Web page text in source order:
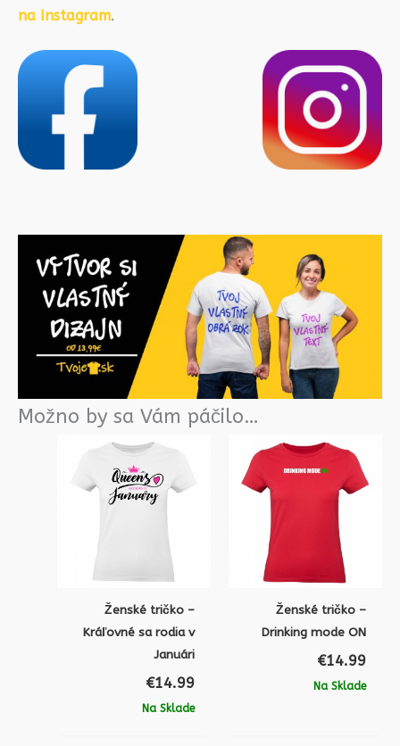
na Instagram.
Možno by sa Vám páčilo…
Ženské tričko –
Kráľovné sa rodia v
Januári
€14.99
Na Sklade
Ženské tričko –
Drinking mode ON
€14.99
Na Sklade